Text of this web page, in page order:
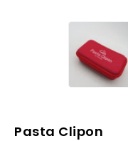
Pasta Clipon